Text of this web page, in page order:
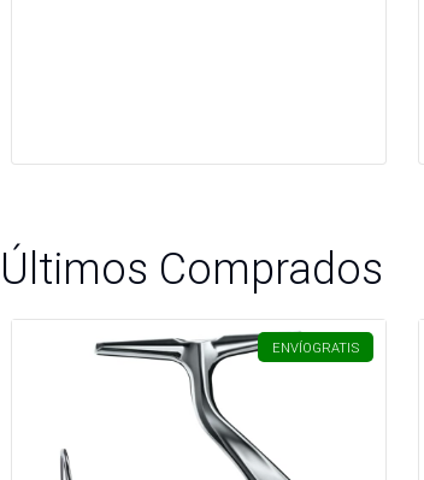
Últimos Comprados
ENVÍOGRATIS